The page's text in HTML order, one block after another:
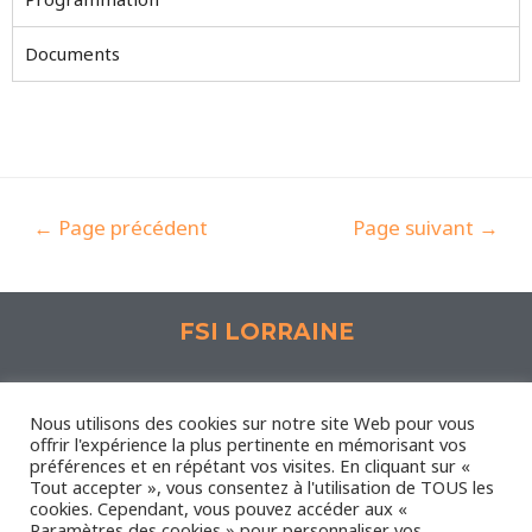
Documents
← Page précédent Page suivant →
FSI LORRAINE
Espace Synergie, 1 Rue Lavoisier 57190 Florange
Nous contacter - Mentions légales
Administrateur - Plan du site
Nous utilisons des cookies sur notre site Web pour vous
offrir l'expérience la plus pertinente en mémorisant vos
préférences et en répétant vos visites. En cliquant sur «
Tout accepter », vous consentez à l'utilisation de TOUS les
cookies. Cependant, vous pouvez accéder aux «